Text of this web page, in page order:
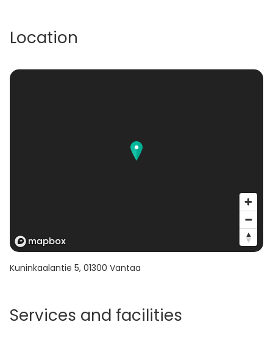
Location
Kuninkaalantie 5, 01300 Vantaa
Services and facilities